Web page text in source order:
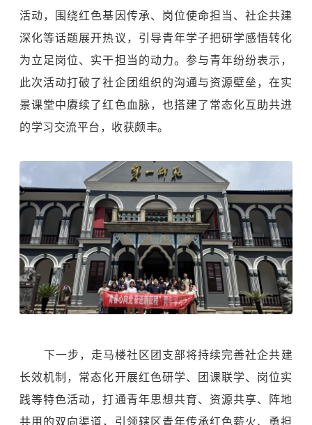
活动，围绕红色基因传承、岗位使命担当、社企共建
深化等话题展开热议，引导青年学子把研学感悟转化
为立足岗位、实干担当的动力。参与青年纷纷表示，
此次活动打破了社企团组织的沟通与资源壁垒，在实
景课堂中赓续了红色血脉，也搭建了常态化互助共进
的学习交流平台，收获颇丰。
下一步，走马楼社区团支部将持续完善社企共建
长效机制，常态化开展红色研学、团课联学、岗位实
践等特色活动，打通青年思想共育、资源共享、阵地
共用的双向渠道，引领辖区青年传承红色薪火、勇担